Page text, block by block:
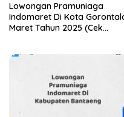
Lowongan Pramuniaga
Indomaret Di Kota
Maret Tahun 2025 (Cek